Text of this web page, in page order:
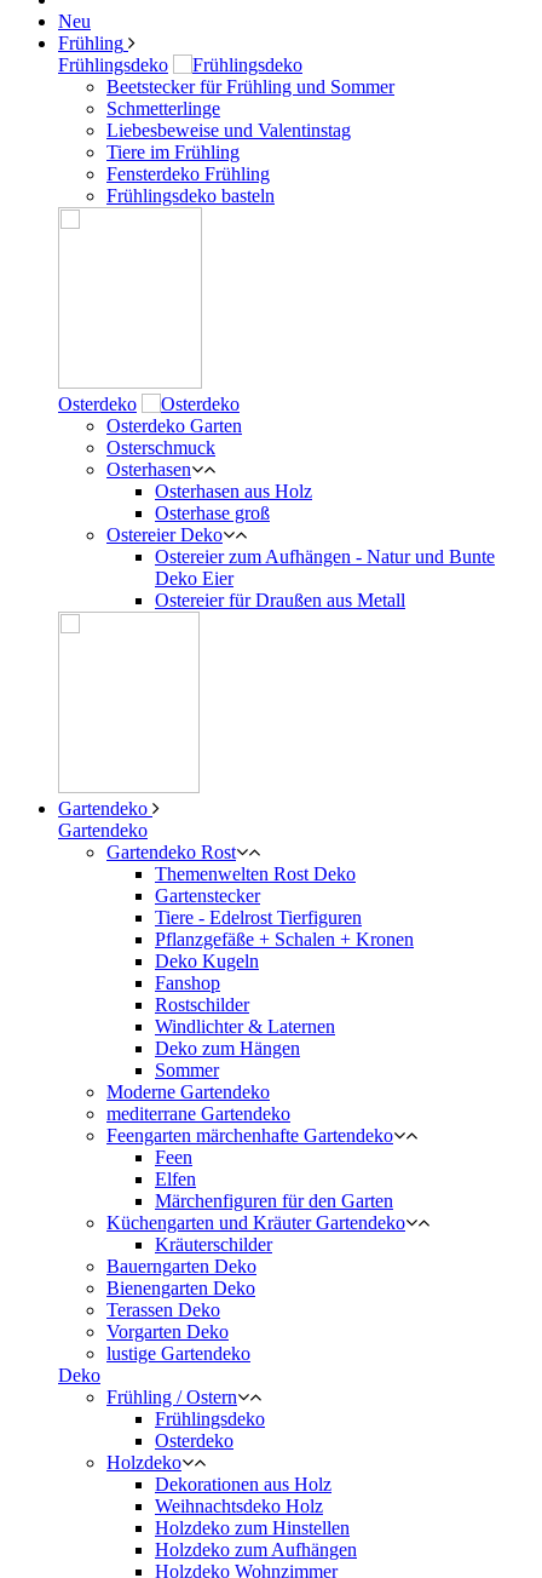
Neu
Frühling
Frühlingsdeko
Beetstecker für Frühling und Sommer
Schmetterlinge
Liebesbeweise und Valentinstag
Tiere im Frühling
Fensterdeko Frühling
Frühlingsdeko basteln
Osterdeko
Osterdeko Garten
Osterschmuck
Osterhasen
Osterhasen aus Holz
Osterhase groß
Ostereier Deko
Ostereier zum Aufhängen - Natur und Bunte
Deko Eier
Ostereier für Draußen aus Metall
Gartendeko
Gartendeko
Gartendeko Rost
Themenwelten Rost Deko
Gartenstecker
Tiere - Edelrost Tierfiguren
Pflanzgefäße + Schalen + Kronen
Deko Kugeln
Fanshop
Rostschilder
Windlichter & Laternen
Deko zum Hängen
Sommer
Moderne Gartendeko
mediterrane Gartendeko
Feengarten märchenhafte Gartendeko
Feen
Elfen
Märchenfiguren für den Garten
Küchengarten und Kräuter Gartendeko
Kräuterschilder
Bauerngarten Deko
Bienengarten Deko
Terassen Deko
Vorgarten Deko
lustige Gartendeko
Deko
Frühling / Ostern
Frühlingsdeko
Osterdeko
Holzdeko
Dekorationen aus Holz
Weihnachtsdeko Holz
Holzdeko zum Hinstellen
Holzdeko zum Aufhängen
Holzdeko Wohnzimmer